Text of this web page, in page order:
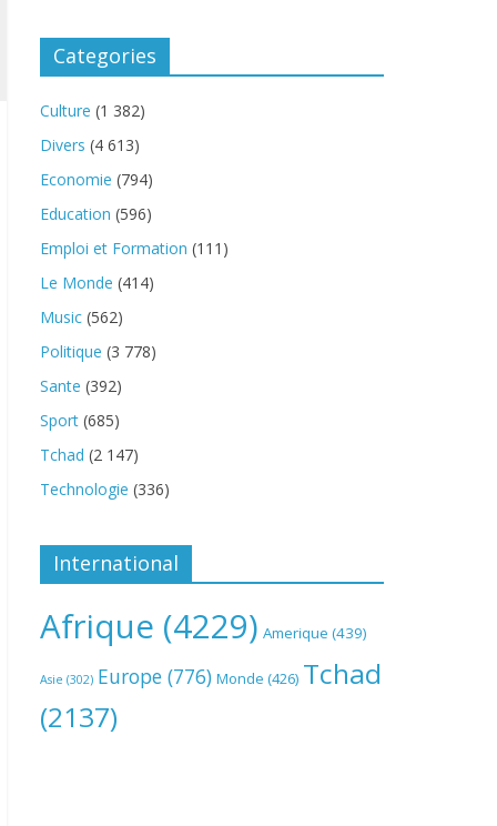
Categories
Culture (1 382)
Divers (4 613)
Economie (794)
Education (596)
Emploi et Formation (111)
Le Monde (414)
Music (562)
Politique (3 778)
Sante (392)
Sport (685)
Tchad (2 147)
Technologie (336)
International
Afrique (4229) Amerique (439)
Asie (302) Europe (776) Monde (426) Tchad
(2137)